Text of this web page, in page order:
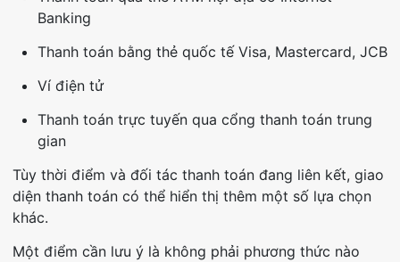
Banking
Thanh toán bằng thẻ quốc tế Visa, Mastercard, JCB
Ví điện tử
Thanh toán trực tuyến qua cổng thanh toán trung
gian
Tùy thời điểm và đối tác thanh toán đang liên kết, giao
diện thanh toán có thể hiển thị thêm một số lựa chọn
khác.
Một điểm cần lưu ý là không phải phương thức nào